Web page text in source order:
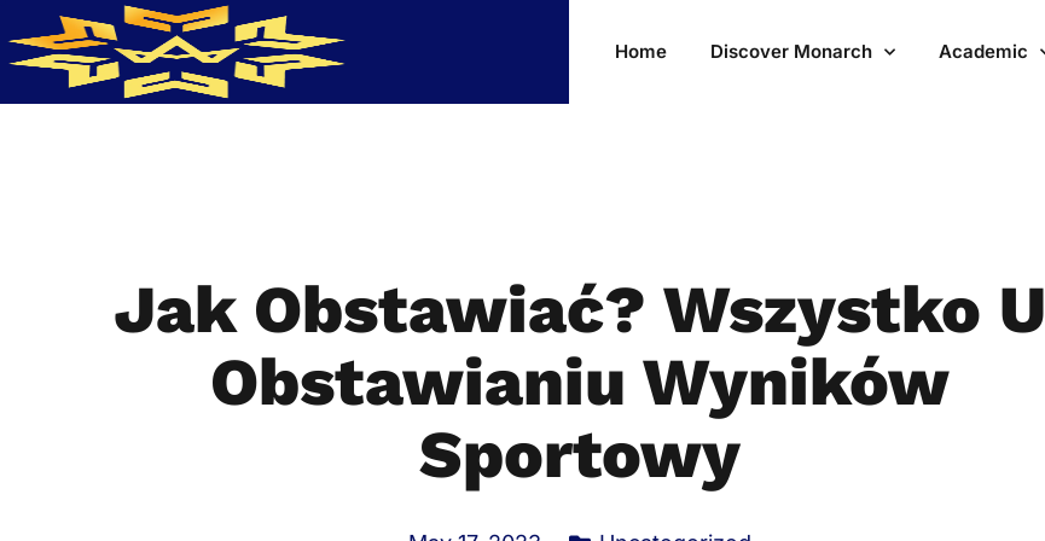
Home Discover Monarch Academic
Jak Obstawiać? Wszystko U
Obstawianiu Wyników
Sportowy